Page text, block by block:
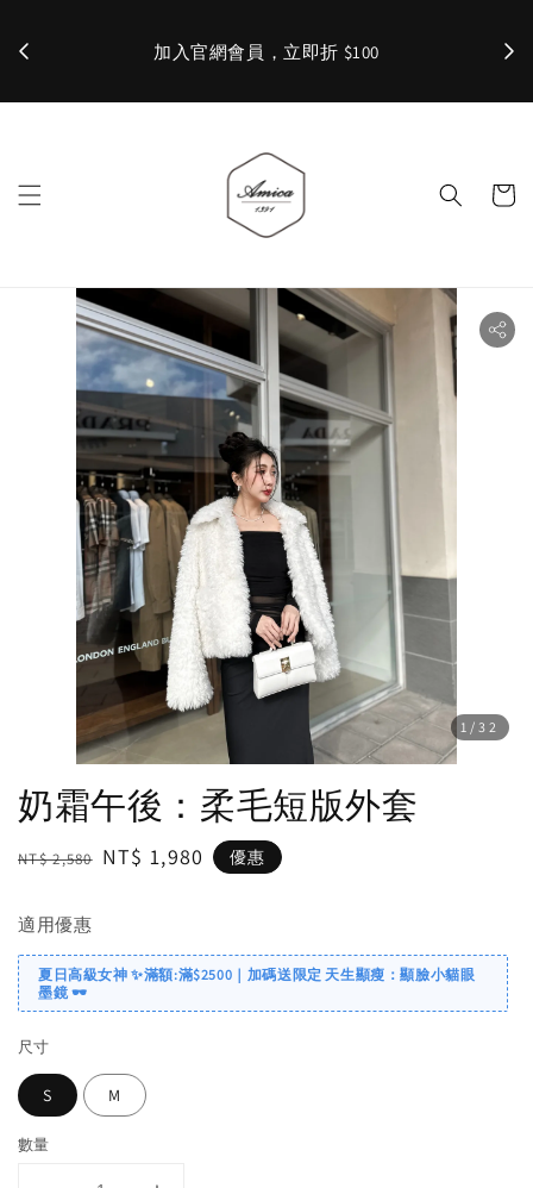
加入官網會員，立即折 $100 ✨
1 /32
奶霜午後：柔毛短版外套
Regular
NT$ 2,580 Sale
NT$ 1,980 優惠
適用優惠
夏日高級女神 ✨滿額:滿$2500｜加碼送限定 天生顯瘦：顯臉小貓眼
墨鏡 🕶️
尺寸
S M
數量